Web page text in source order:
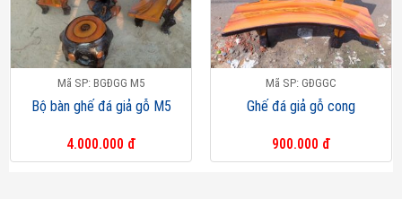
Mã SP: BGĐGG M5
Bộ bàn ghế đá giả gỗ M5
4.000.000 đ
Mã SP: GĐGGC
Ghế đá giả gỗ cong
900.000 đ